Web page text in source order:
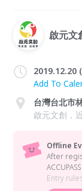
啟元文
2019.12.20
Add To
台灣台北市
啟元文創，
Offline
After
Entry